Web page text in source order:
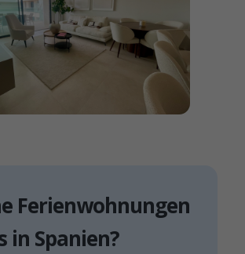
Ferienwohnungen
in Spanien?